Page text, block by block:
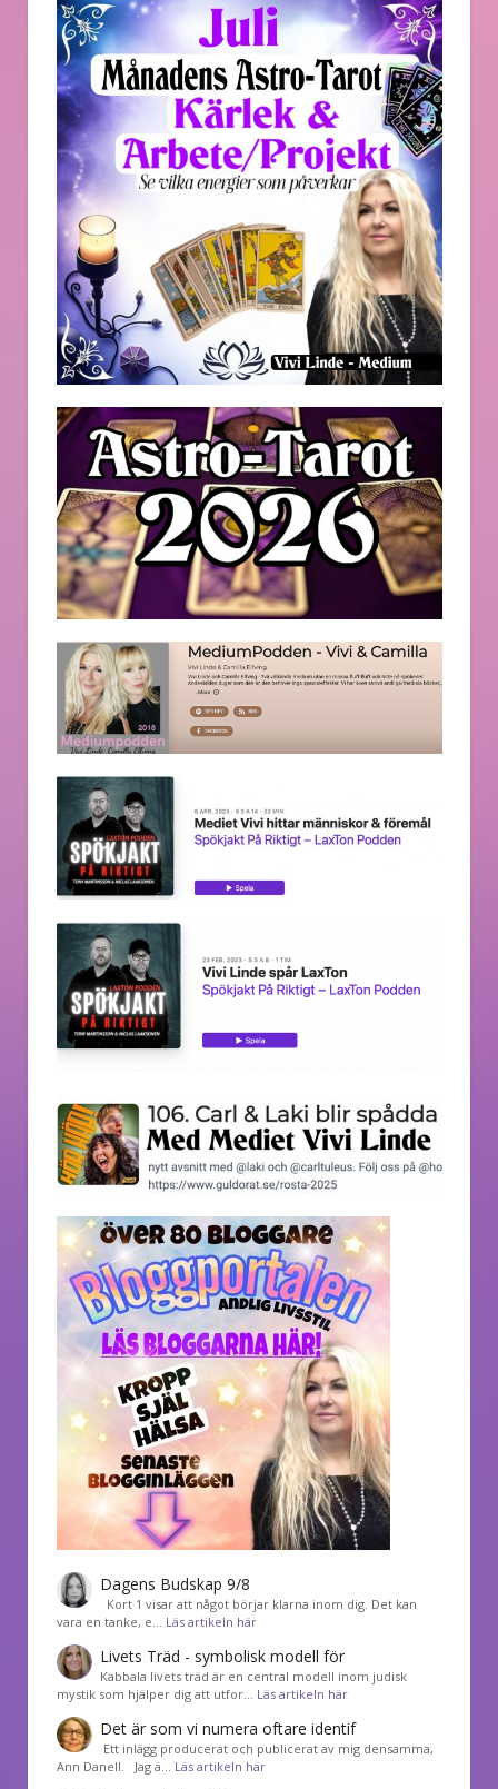
Dagens Budskap 9/8
Kort 1 visar att något börjar klarna inom dig. Det kan
vara en tanke, e… Läs artikeln här
Livets Träd - symbolisk modell för
Kabbala livets träd är en central modell inom judisk
mystik som hjälper dig att utfor… Läs artikeln här
Det är som vi numera oftare identif
͏ Ett inlägg producerat och publicerat av mig densamma,
Ann Danell. Jag ä… Läs artikeln här